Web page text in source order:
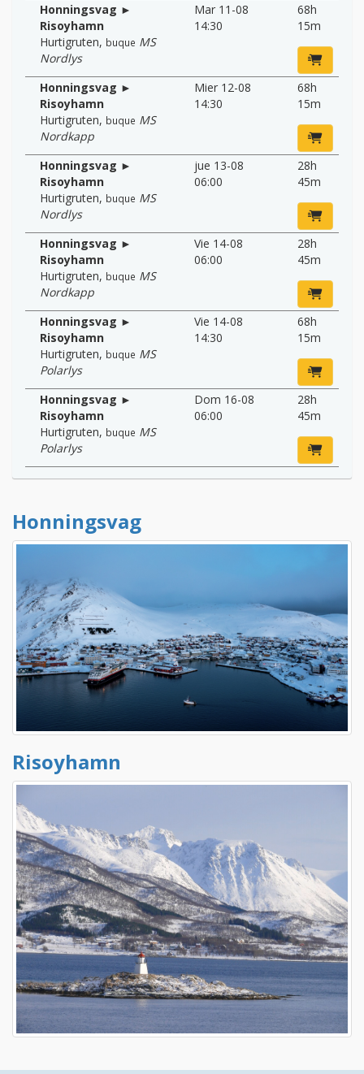
Honningsvag ►
Risoyhamn
Hurtigruten, buque MS
Nordlys
Mar 11-08
14:30
68h
15m
Honningsvag ►
Risoyhamn
Hurtigruten, buque MS
Nordkapp
Mier 12-08
14:30
68h
15m
Honningsvag ►
Risoyhamn
Hurtigruten, buque MS
Nordlys
jue 13-08
06:00
28h
45m
Honningsvag ►
Risoyhamn
Hurtigruten, buque MS
Nordkapp
Vie 14-08
06:00
28h
45m
Honningsvag ►
Risoyhamn
Hurtigruten, buque MS
Polarlys
Vie 14-08
14:30
68h
15m
Honningsvag ►
Risoyhamn
Hurtigruten, buque MS
Polarlys
Dom 16-08
06:00
28h
45m
Honningsvag
Risoyhamn